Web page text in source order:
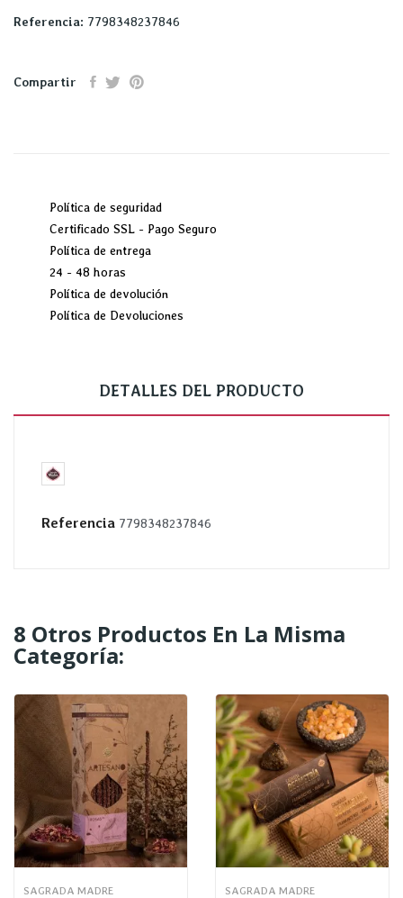
Referencia: 7798348237846
Compartir
Política de seguridad
Certificado SSL - Pago Seguro
Política de entrega
24 - 48 horas
Política de devolución
Política de Devoluciones
DETALLES DEL PRODUCTO
Referencia 7798348237846
8 Otros Productos En La Misma
Categoría:
SAGRADA MADRE SAGRADA MADRE